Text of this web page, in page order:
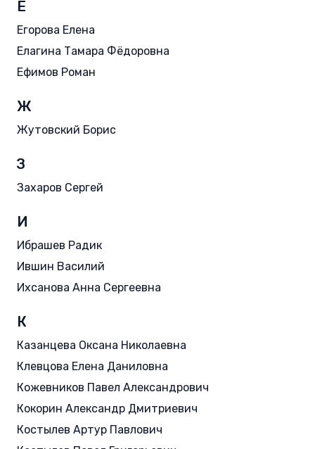
Е
Егорова Елена
Елагина Тамара Фёдоровна
Ефимов Роман
Ж
Жутовский Борис
З
Захаров Сергей
И
Ибрашев Радик
Ившин Василий
Ихсанова Анна Сергеевна
К
Казанцева Оксана Николаевна
Клевцова Елена Даниловна
Кожевников Павел Александрович
Кокорин Александр Дмитриевич
Костылев Артур Павлович